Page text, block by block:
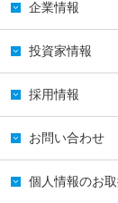
企業情報
投資家情報
採用情報
お問い合わせ
個人情報のお